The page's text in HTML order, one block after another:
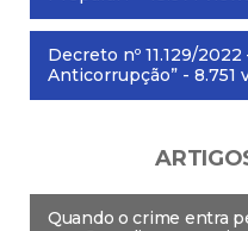
Decreto nº 11.129/
Anticorrupção” - 8.751
Quando o crime entra